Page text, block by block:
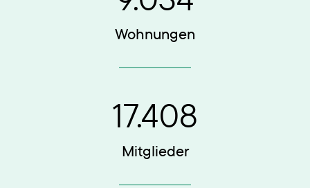
Wohnungen
17.408
Mitglieder